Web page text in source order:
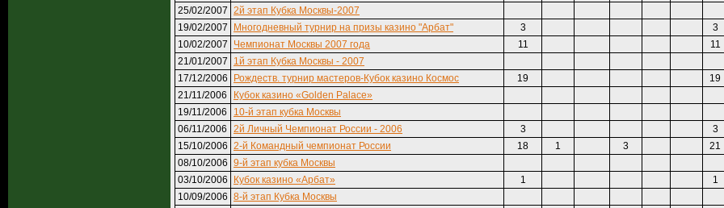
25/02/2007 2й этап Кубка Москвы-2007
19/02/2007
Многодневный турнир на призы казино "Арбат" 3
3
10/02/2007
Чемпионат Москвы 2007 года 11
11
21/01/2007
1й этап Кубка Москвы - 2007
17/12/2006
Рождеств. турнир мастеров-Кубок казино Космос 19
19
21/11/2006
Кубок казино «Golden Palace»
19/11/2006
10-й этап кубка Москвы
06/11/2006
2й Личный Чемпионат России - 2006 3
3
15/10/2006 2-й Командный чемпионат России 18 1 3
21
08/10/2006 9-й этап кубка Москвы
03/10/2006
Кубок казино «Арбат» 1
1
10/09/2006 8-й этап Кубка Москвы